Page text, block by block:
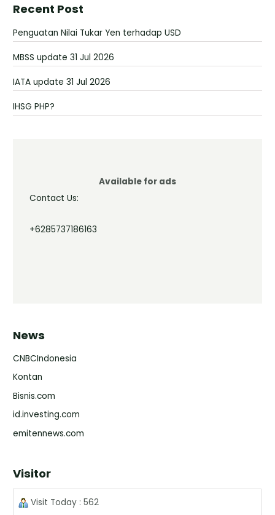
Recent Post
Penguatan Nilai Tukar Yen terhadap USD
MBSS update 31 Jul 2026
IATA update 31 Jul 2026
IHSG PHP?
Available for ads
Contact Us:
+6285737186163
News
CNBCIndonesia
Kontan
Bisnis.com
id.investing.com
emitennews.com
Visitor
Visit Today : 562